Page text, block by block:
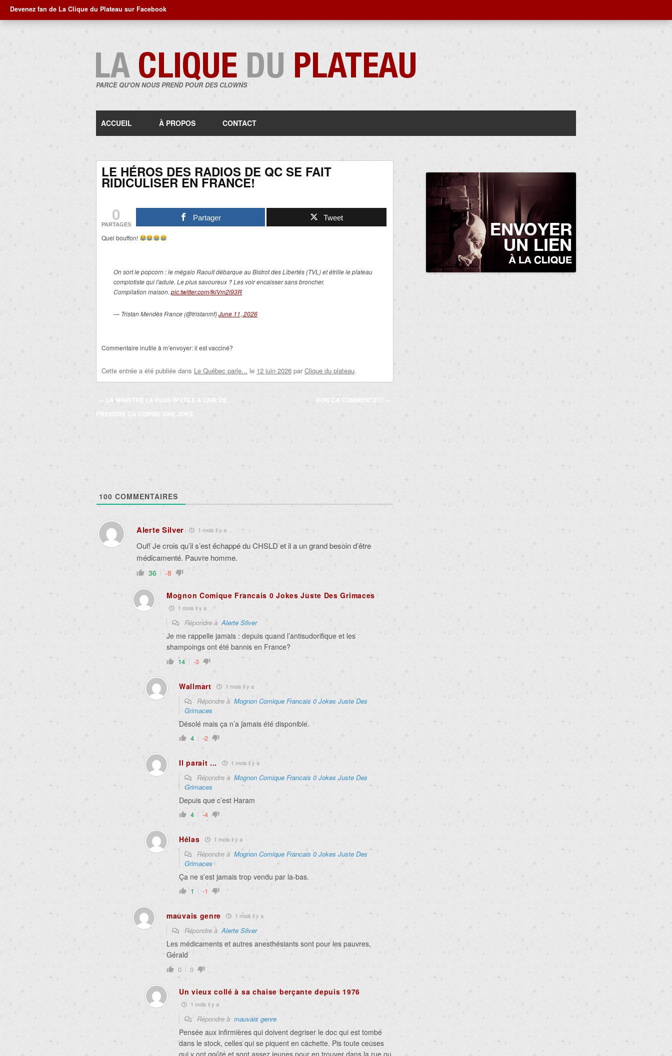
Devenez fan de La Clique du Plateau sur Facebook
PARCE QU'ON NOUS PREND POUR DES CLOWNS
au
ACCUEIL À PROPOS CONTACT
LE HÉROS DES RADIOS DE QC SE FAIT
RIDICULISER EN FRANCE!
0
PARTAGES
Partager Tweet
Quel bouffon!
On sort le popcorn : le mégalo Raoult débarque au Bistrot des Libertés (TVL) et étrille le plateau
complotiste qui l'adule. Le plus savoureux ? Les voir encaisser sans broncher.
Compilation maison. pic.twitter.com/fklVm2l93R
— Tristan Mendès France (@tristanmf)June 11, 2026
Commentaire inutile à m’envoyer: il est vacciné?
Cette entrée a été publiée dans Le Québec parle... le 12 juin 2026 par Clique du plateau.
Navigation
des
← LA MINISTRE LA PLUS INUTILE A L’AIR DE
PRENDRE ÇA COMME UNE JOKE.
BON ÇA COMMENCE!!! →
100 COMMENTAIRES
Alerte Silver 1 mois il y a
Ouf! Je crois qu’il s’est échappé du CHSLD et il a un grand besoin d’être
médicamenté. Pauvre homme.
36 -8
Mognon Comique Francais 0 Jokes Juste Des Grimaces
1 mois il y a
Répondre àAlerte Silver
Je me rappelle jamais : depuis quand l’antisudorifique et les
shampoings ont été bannis en France?
14 -3
Wallmart 1 mois il y a
Répondre à Mognon Comique Francais 0 Jokes Juste Des
Grimaces
Désolé mais ça n’a jamais été disponible.
4 -2
Il parait ... 1 mois il y a
Répondre à Mognon Comique Francais 0 Jokes Juste Des
Grimaces
Depuis que c’est Haram
4 -4
Hélas 1 mois il y a
Répondre à Mognon Comique Francais 0 Jokes Juste Des
Grimaces
Ça ne s’est jamais trop vendu par la-bas.
1 -1
mauvais genre 1 mois il y a
Répondre àAlerte Silver
Les médicaments et autres anesthésiants sont pour les pauvres,
Gérald
0 0
Un vieux collé à sa chaise berçante depuis 1976
1 mois il y a
Répondre à mauvais genre
Pensée aux infirmières qui doivent degriser le doc qui est tombé
dans le stock, celles qui se piquent en cachette. Pis toute ceuses
qui y ont goûté et sont assez jeunes pour en trouver dans la rue ou